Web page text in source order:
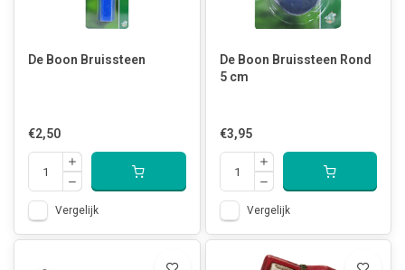
De Boon Bruissteen
€2,50
Vergelijk
De Boon Bruissteen Rond
5 cm
€3,95
Vergelijk